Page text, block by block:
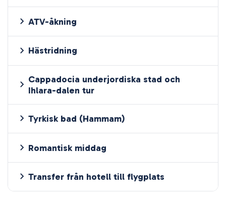
ATV-åkning
Hästridning
Cappadocia underjordiska stad och
Ihlara-dalen tur
Tyrkisk bad (Hammam)
Romantisk middag
Transfer från hotell till flygplats